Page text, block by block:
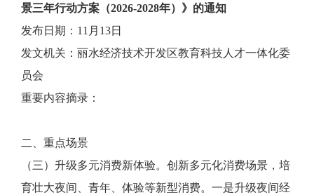
景三年行动方案（2026-2028年）》的通知
发布日期：11月13日
发文机关：丽水经济技术开发区教育科技人才一体化委
员会
重要内容摘录：
二、重点场景
（三）升级多元消费新体验。创新多元化消费场景，培
育壮大夜间、青年、体验等新型消费。一是升级夜间经